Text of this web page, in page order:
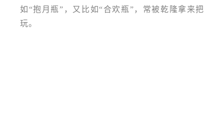
如“抱月瓶”，又比如“合欢瓶”，常被乾隆拿来把
玩。